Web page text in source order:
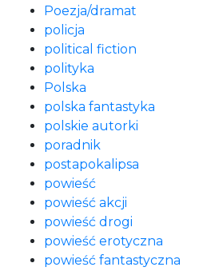
Poezja/dramat
policja
political fiction
polityka
Polska
polska fantastyka
polskie autorki
poradnik
postapokalipsa
powieść
powieść akcji
powieść drogi
powieść erotyczna
powieść fantastyczna